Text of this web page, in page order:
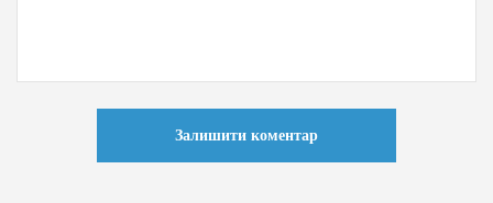
Залишити коментар